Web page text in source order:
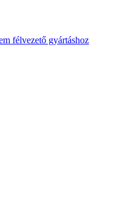
félvezető gyártáshoz